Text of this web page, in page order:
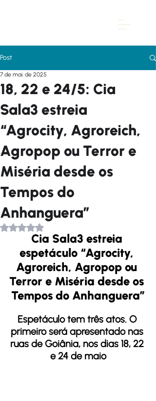
Post
18, 22 e 24/5: Cia
Sala3 estreia
“Agrocity, Agroreich,
Agropop ou Terror e
Miséria desde os
Tempos do
Anhanguera”
7 de mai. de 2025
Avaliado com NaN de 5 estrelas.
Cia Sala3 estreia
espetáculo “Agrocity,
Agroreich, Agropop ou
Terror e Miséria desde os
Tempos do Anhanguera”
Espetáculo tem três atos. O
primeiro será apresentado nas
ruas de Goiânia, nos dias 18, 22
e 24 de maio